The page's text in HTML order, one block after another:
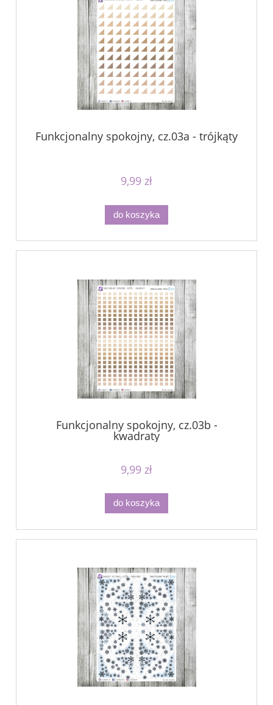
Funkcjonalny spokojny, cz.03a - trójkąty
9,99 zł
do koszyka
Funkcjonalny spokojny, cz.03b -
kwadraty
9,99 zł
do koszyka